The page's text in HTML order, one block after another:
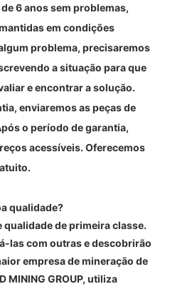
6 anos sem problemas,
em condições
problema, precisaremos
a situação para que
e encontrar a solução.
enviaremos as peças de
o período de garantia,
acessíveis. Oferecemos
qualidade?
qualidade de primeira classe.
las com outras e descobrirão
empresa de mineração de
MINING GROUP, utiliza